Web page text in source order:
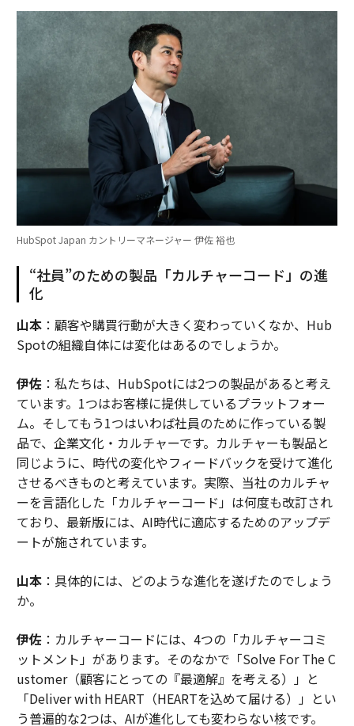
HubSpot Japan カントリーマネージャー 伊佐 裕也
“社員”のための製品「カルチャーコード」の進
化
山本：顧客や購買行動が大きく変わっていくなか、Hub
Spotの組織自体には変化はあるのでしょうか。
伊佐：私たちは、HubSpotには2つの製品があると考え
ています。1つはお客様に提供しているプラットフォー
ム。そしてもう1つはいわば社員のために作っている製
品で、企業文化・カルチャーです。カルチャーも製品と
同じように、時代の変化やフィードバックを受けて進化
させるべきものと考えています。実際、当社のカルチャ
ーを言語化した「カルチャーコード」は何度も改訂され
ており、最新版には、AI時代に適応するためのアップデ
ートが施されています。
山本：具体的には、どのような進化を遂げたのでしょう
か。
伊佐：カルチャーコードには、4つの「カルチャーコミ
ットメント」があります。そのなかで「Solve For The C
ustomer（顧客にとっての『最適解』を考える）」と
「Deliver with HEART（HEARTを込めて届ける）」とい
う普遍的な2つは、AIが進化しても変わらない核です。